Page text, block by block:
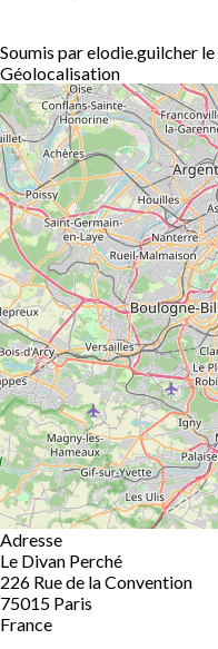
Soumis parelodie.guilcher le
Géolocalisation
Adresse
Le Divan Perché
226 Rue de la Convention
75015 Paris
France